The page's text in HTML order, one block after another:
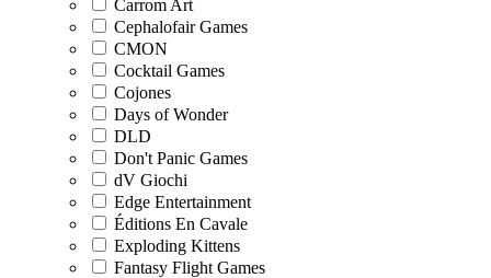
Carrom Art
Cephalofair Games
CMON
Cocktail Games
Cojones
Days of Wonder
DLD
Don't Panic Games
dV Giochi
Edge Entertainment
Éditions En Cavale
Exploding Kittens
Fantasy Flight Games